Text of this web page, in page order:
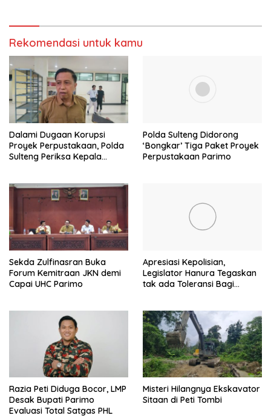
Rekomendasi untuk kamu
Dalami Dugaan Korupsi
Proyek Perpustakaan, Polda
Sulteng Periksa Kepala
Polda Sulteng Didorong
‘Bongkar’ Tiga Paket Proyek
Perpustakaan Parimo
Sekda Zulfinasran Buka
Forum Kemitraan JKN demi
Capai UHC Parimo
Apresiasi Kepolisian,
Legislator Hanura Tegaskan
tak ada Toleransi Bagi
Razia Peti Diduga Bocor, LMP
Desak Bupati Parimo
Evaluasi Total Satgas PHL
Misteri Hilangnya Ekskavator
Sitaan di Peti Tombi